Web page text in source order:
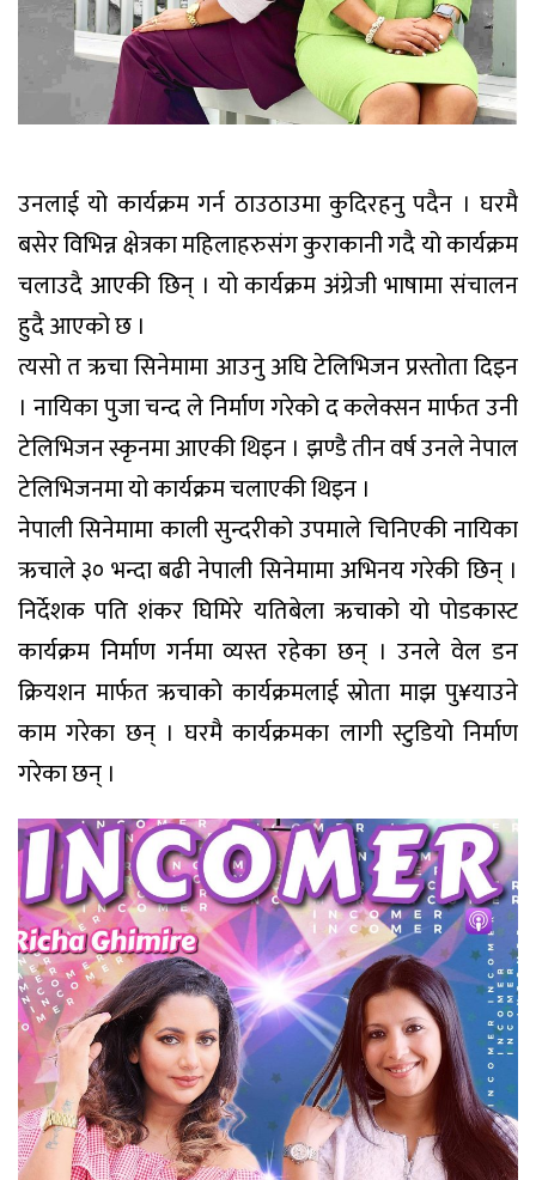
उनलाई यो कार्यक्रम गर्न ठाउठाउमा कुदिरहनु पदैन । घरमै
बसेर विभिन्न क्षेत्रका महिलाहरुसंग कुराकानी गदै यो कार्यक्रम
चलाउदै आएकी छिन् । यो कार्यक्रम अंग्रेजी भाषामा संचालन
हुदै आएको छ ।
त्यसो त ऋचा सिनेमामा आउनु अघि टेलिभिजन प्रस्तोता दिइन
। नायिका पुजा चन्द ले निर्माण गरेको द कलेक्सन मार्फत उनी
टेलिभिजन स्कृनमा आएकी थिइन । झण्डै तीन वर्ष उनले नेपाल
टेलिभिजनमा यो कार्यक्रम चलाएकी थिइन ।
नेपाली सिनेमामा काली सुन्दरीको उपमाले चिनिएकी नायिका
ऋचाले ३० भन्दा बढी नेपाली सिनेमामा अभिनय गरेकी छिन् ।
निर्देशक पति शंकर घिमिरे यतिबेला ऋचाको यो पोडकास्ट
कार्यक्रम निर्माण गर्नमा व्यस्त रहेका छन् । उनले वेल डन
क्रियशन मार्फत ऋचाको कार्यक्रमलाई स्रोता माझ पु¥याउने
काम गरेका छन् । घरमै कार्यक्रमका लागी स्टुडियो निर्माण
गरेका छन् ।